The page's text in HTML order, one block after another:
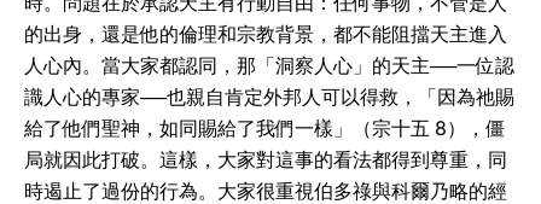
的出身，還是他的倫理和宗教背景，都不能阻擋天主進入
人心內。當大家都認同，那「洞察人心」的天主──一位認
識人心的專家──也親自肯定外邦人可以得救，「因為祂賜
給了他們聖神，如同賜給了我們一樣」（宗十五 8），僵
局就因此打破。這樣，大家對這事的看法都得到尊重，同
時遏止了過份的行為。大家很重視伯多祿與科爾乃略的經